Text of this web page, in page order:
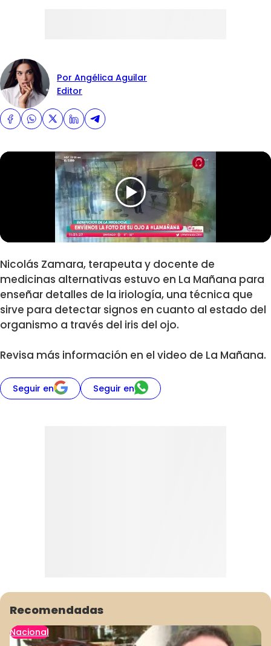
Por Angélica Aguilar
Editor
Nicolás Zamara, terapeuta y docente de
medicinas alternativas estuvo en La Mañana para
enseñar detalles de la iriología, una técnica que
sirve para detectar signos en cuanto al estado del
organismo a través del iris del ojo.
Revisa más información en el video de La Mañana.
Seguir en Seguir en
Recomendadas
Nacional